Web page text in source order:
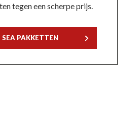
tegen een scherpe prijs.
SEA PAKKETTEN